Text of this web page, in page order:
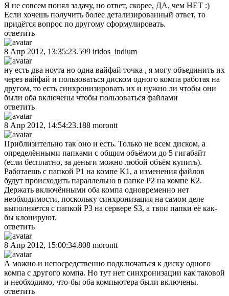
Я не совсем понял задачу, но ответ, скорее, ДА, чем НЕТ :)
Если хочешь получить более детализированный ответ, то
придётся вопрос по другому сформулировать.
ответить
8 Апр 2012, 13:35:23.599 iridos_indium
ну есть два ноута но одна вайфай точка , я могу объединить их
через вайфай и пользоваться диском одного компа работая на
другом, то есть синхронизировать их и нужно ли чтобы они
были оба включены чтобы пользоваться файлами
ответить
8 Апр 2012, 14:54:23.188 morontt
Приблизительно так оно и есть. Только не всем диском, а
определёнными папками с общим объёмом до 5 гигабайт
(если бесплатно, за деньги можно любой объём купить).
Работаешь с папкой P1 на компе K1, а изменения файлов
будут происходить параллельно в папке P2 на компе К2.
Держать включёнными оба компа одновременно нет
необходимости, поскольку синхронизация на самом деле
выполняется с папкой P3 на сервере S3, а твои папки её как-
бы клонируют.
ответить
8 Апр 2012, 15:00:34.808 morontt
А можно и непосредственно подключаться к диску одного
компа с другого компа. Но тут нет синхронизации как таковой
и необходимо, что-бы оба компьютера были включены.
ответить